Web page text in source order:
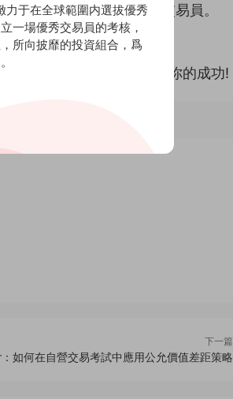
能力，逐步成長爲職業交易員。
接市場的挑戰，收獲屬于你的成功!
下一篇
如何在自營交易考試中應用公允價值差距策略
于在全球範圍内選拔優秀
一場優秀交易員的考核，
所向披靡的投資組合，爲